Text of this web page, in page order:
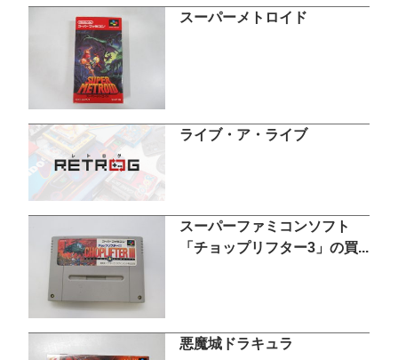
スーパーメトロイド
ライブ・ア・ライブ
スーパーファミコンソフト
「チョップリフター3」の買...
悪魔城ドラキュラ